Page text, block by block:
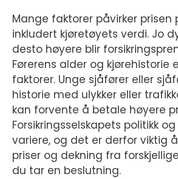
Mange faktorer påvirker prisen
inkludert kjøretøyets verdi. Jo
desto høyere blir
Førerens alder og kjørehistorie
faktorer. Unge sjåfører eller
historie med ulykker eller
kan forvente å betale høyere
Forsikringsselskapets politikk
variere, og det er derfor viktig
priser og dekning fra
du tar en beslutning.